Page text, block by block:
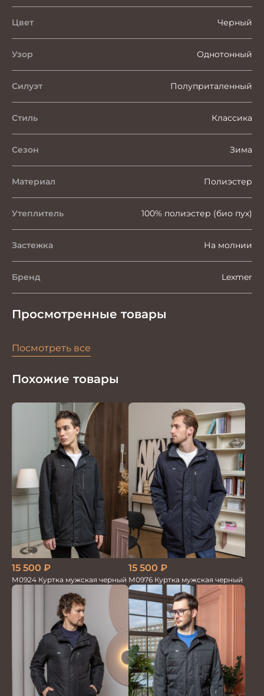
Цвет Черный
Узор Однотонный
Силуэт Полуприталенный
Стиль Классика
Сезон Зима
Материал Полиэстер
Утеплитель 100% полиэстер (био пух)
Застежка На молнии
Бренд Lexmer
Просмотренные товары
Посмотреть все
Похожие товары
15 500 ₽
М0924 Куртка мужская черный
15 500 ₽
М0976 Куртка мужская черный